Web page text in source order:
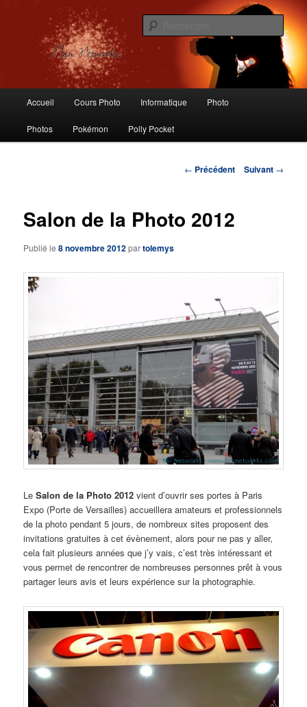
Nsr Networks – Labo Ubuntu
Logiciels libres, Photographie, Informatique, Polly Pocket, Vintage Toys
principal
Accueil Cours Photo Informatique Photo
Photos Pokémon Polly Pocket
Navigation
← Précédent Suivant →
Salon de la Photo 2012
Publié le8 novembre 2012partolemys
LeSalon de la Photo 2012 vient d’ouvrir ses portes à Paris
Expo (Porte de Versailles) accueillera amateurs et professionnels
de la photo pendant 5 jours, de nombreux sites proposent des
invitations gratuites à cet évènement, alors pour ne pas y aller,
cela fait plusieurs années que j’y vais, c’est très intéressant et
vous permet de rencontrer de nombreuses personnes prêt à vous
partager leurs avis et leurs expérience sur la photographie.